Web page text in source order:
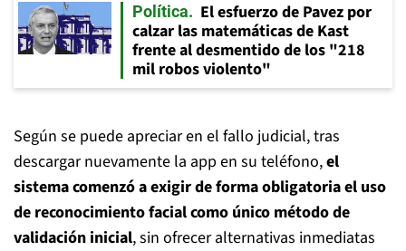
Política
El esfuerzo de Pavez por
calzar las matemáticas de Kast
frente al desmentido de los "218
mil robos violento"
Según se puede apreciar en el fallo judicial, tras
descargar nuevamente la app en su teléfono,el
sistema comenzó a exigir de forma obligatoria el uso
de reconocimiento facial como único método de
validación inicial, sin ofrecer alternativas inmediatas